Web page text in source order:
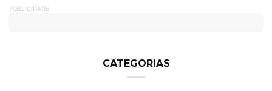
PUBLICIDADE
CATEGORIAS